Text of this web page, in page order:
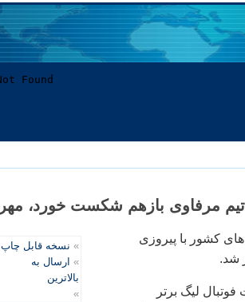
مرفاوی بازهم شکست خورد، مهر
» نسخه قابل چاپ
» ارسال به
بالاترین
»
کشور با پیروزی
شد.
لیگ برتر